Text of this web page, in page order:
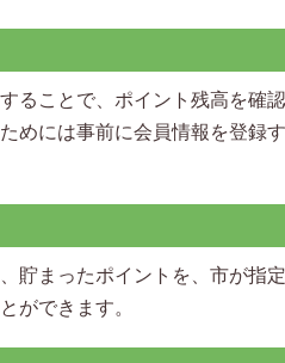
ることで、ポイント残高を確
めには事前に会員情報を登録
貯まったポイントを、市が指
ができます。